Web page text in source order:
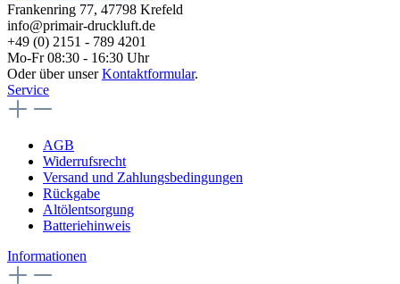
Frankenring 77, 47798 Krefeld
info@primair-druckluft.de
+49 (0) 2151 - 789 4201
Mo-Fr 08:30 - 16:30 Uhr
Oder über unserKontaktformular.
Service
AGB
Widerrufsrecht
Versand und Zahlungsbedingungen
Rückgabe
Altölentsorgung
Batteriehinweis
Informationen